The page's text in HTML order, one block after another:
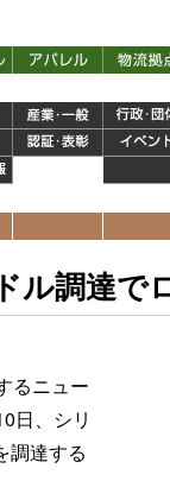
ル調達で
るニュー
日、シリ
調達する